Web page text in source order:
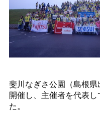
斐川なぎさ公園（島根
開催し、主催者を代表
た。